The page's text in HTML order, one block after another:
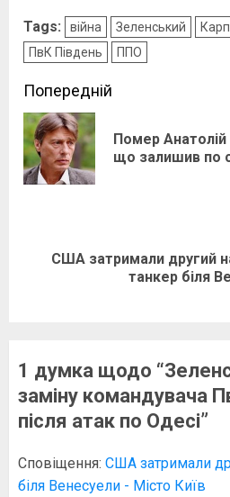
Tags: війна Зеленський
ПвК Південь
ППО
Post
navigation
Попередній
Помер
що залишив по
Наступний
США затримали другий
танкер біля
1 думка щодо “
заміну командувача
після атак по Одесі”
Сповіщення: США затримали
біля Венесуели - Місто Київ